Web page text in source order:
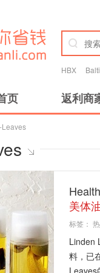
HBX
页 返利商
Leaves
美体
标签：
Linden
料，已